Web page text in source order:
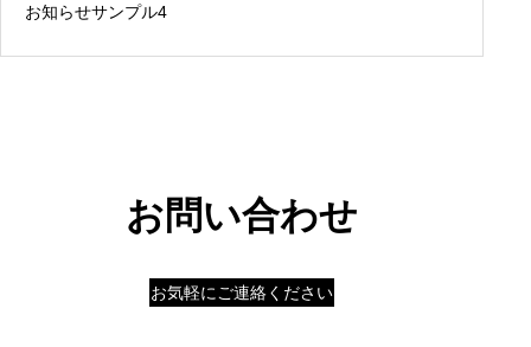
お知らせサンプル4
お問い合わせ
お気軽にご連絡ください